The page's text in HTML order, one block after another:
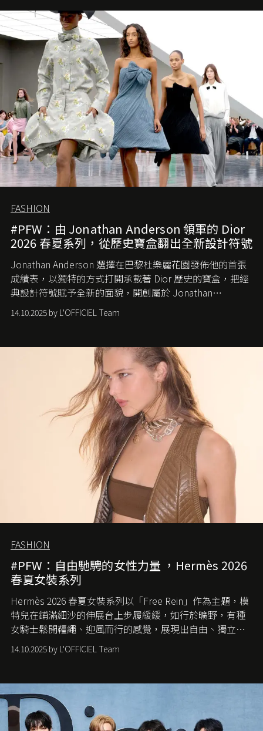
團市值一日蒸發 30 億美元，大眾擔心走得太前的 Demna
會忽略品牌的美學基礎，最後變成三不像。而從剛剛推出
的首作所造成的話題及關注度，我們便知道 Demna 沒這麼
簡單，一個嶄新的 Gucci 時代已經展開！
FASHION
#PFW：由 Jonathan Anderson 領軍的 Dior
2026 春夏系列，從歷史寶盒翻出全新設計符號
Jonathan Anderson 選擇在巴黎杜樂麗花園發佈他的首張
成績表，以獨特的方式打開承載著 Dior 歷史的寶盒，把經
典設計符號賦予全新的面貌，開創屬於 Jonathan
Anderson 的 Dior 時代。
14.10.2025 by L'OFFICIEL Team
FASHION
#PFW：自由馳騁的女性力量 ，Hermès 2026
春夏女裝系列
Hermès 2026 春夏女裝系列以「Free Rein」作為主題，模
特兒在鋪滿細沙的伸展台上步履緩緩，如行於曠野，有種
女騎士鬆開韁繩、迎風而行的感覺，展現出自由、獨立與
從容的態度。
14.10.2025 by L'OFFICIEL Team